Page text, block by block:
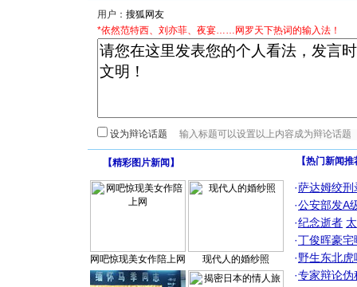
用户：
*依然范特西、刘亦菲、夜宴……网罗天下热词的输入法！
设为辩论话题
【精彩图片新闻 】
网吧惊现美女作陪上网 现代人的婚纱照
【热门新闻
·萨达姆绞刑
·公安部发A
·纪念逝者
·丁俊晖豪
·野生东北
·专家辩论伪